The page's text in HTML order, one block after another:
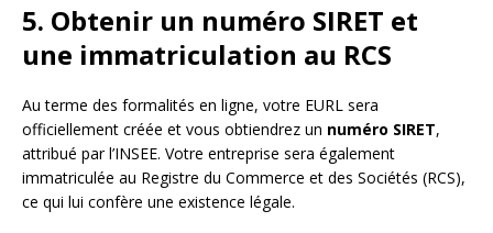
5. Obtenir un numéro SIRET et
une immatriculation au RCS
Au terme des formalités en ligne, votre EURL sera
officiellement créée et vous obtiendrez un numéro SIRET,
attribué par l’INSEE. Votre entreprise sera également
immatriculée au Registre du Commerce et des Sociétés (RCS),
ce qui lui confère une existence légale.